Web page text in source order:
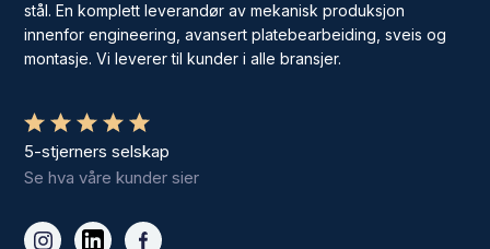
stål. En komplett leverandør av mekanisk produksjon
innenfor engineering, avansert platebearbeiding, sveis og
montasje. Vi leverer til kunder i alle bransjer.
5-stjerners selskap
Se hva våre kunder sier